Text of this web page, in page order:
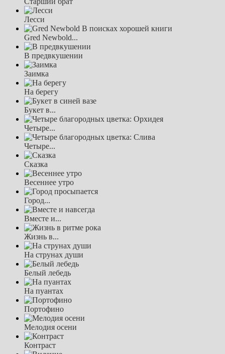
Лесси
Gred Newbold...
В предвкушении
Заимка
На берегу
Букет в...
Четыре...
Четыре...
Сказка
Весеннее утро
Город...
Вместе и...
Жизнь в...
На струнах души
Белый лебедь
На пуантах
Портофино
Мелодия осени
Контраст